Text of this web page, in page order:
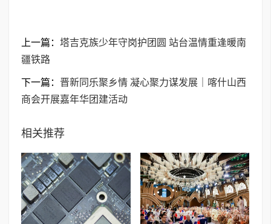
上一篇： 塔吉克族少年守岗护团圆 站台温情重逢暖南
疆铁路
下一篇： 晋新同乐聚乡情 凝心聚力谋发展｜喀什山西
商会开展嘉年华团建活动
相关推荐